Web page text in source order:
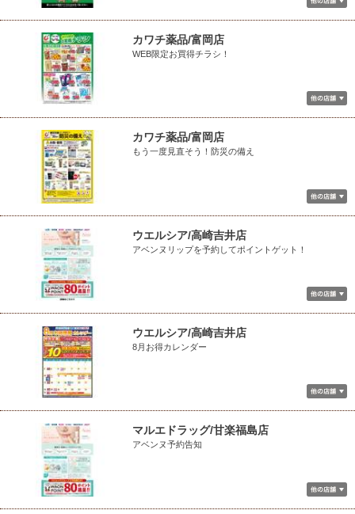
カワチ薬品/富岡店
WEB限定お買得チラシ！
カワチ薬品/富岡店
もう一度見直そう！防災の備え
ウエルシア/高崎吉井店
アベンヌリップを予約してポイントゲット！
ウエルシア/高崎吉井店
8月お得カレンダー
マルエドラッグ/甘楽福島店
アベンヌ予約告知